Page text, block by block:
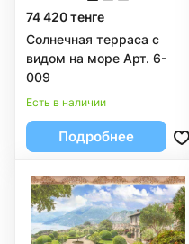
74 420 тенге
Солнечная терраса с
видом на море Арт. 6-
009
Есть в наличии
Подробнее